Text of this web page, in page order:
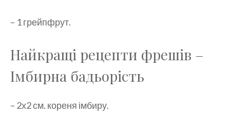
– 1 грейпфрут.
Найкращі рецепти фрешів –
Імбирна бадьорість
– 2х2 см. кореня імбиру.